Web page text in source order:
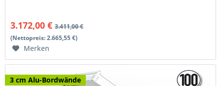
3.172,00 € 3.411,00 €
(Nettopreis: 2.665,55 €)
Merken
3 cm Alu-Bordwände